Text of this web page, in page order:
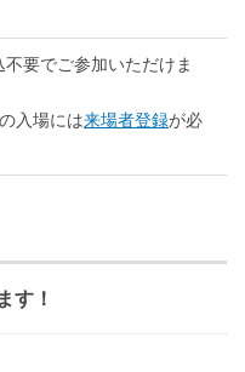
要でご参加いただけま
入場には来場者登録が必
す！